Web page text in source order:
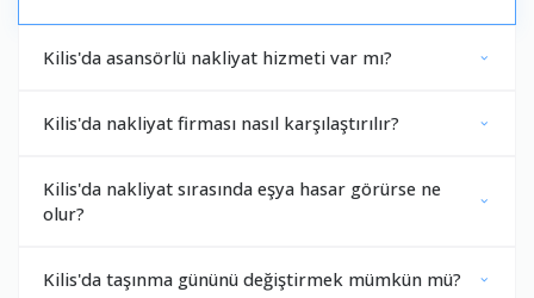
Kilis'da asansörlü nakliyat hizmeti var mı?
Kilis'da nakliyat firması nasıl karşılaştırılır?
Kilis'da nakliyat sırasında eşya hasar görürse ne
olur?
Kilis'da taşınma gününü değiştirmek mümkün mü?